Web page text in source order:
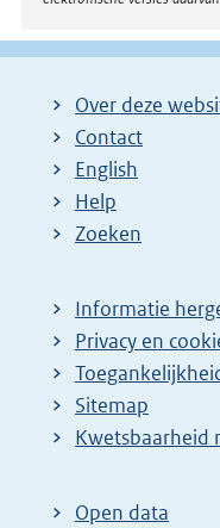
Over deze
Contact
English
Help
Zoeken
Informatie
Privacy en
Sitemap
E
t
Kwetsbaarheid
Open data